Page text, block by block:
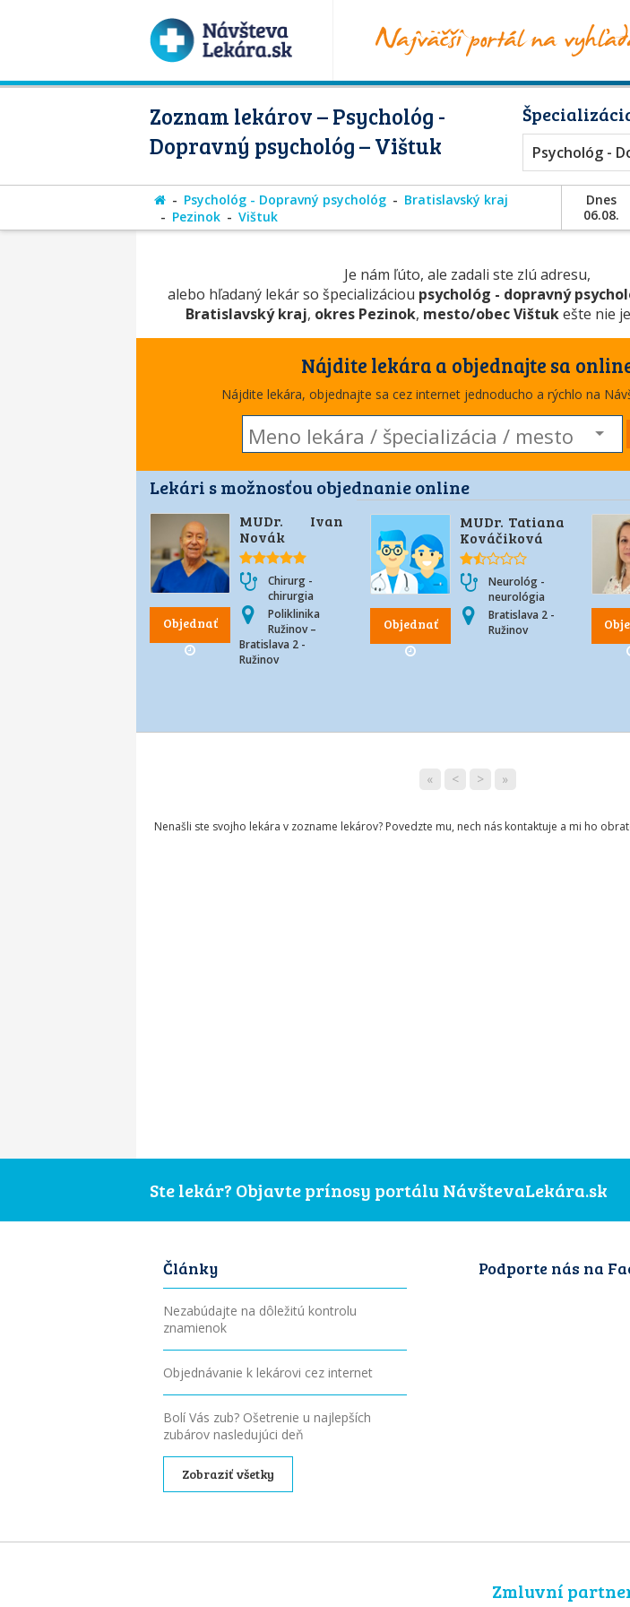
Zoznam lekárov – Psychológ -
Dopravný psychológ – Vištuk
Psychológ -
Psychológ - Dopravný psychológ
Bratislavský kraj
Pezinok
Vištuk
Dnes
06.08.
Je nám ľúto, ale zadali ste zlú adresu,
alebo hľadaný lekár so špecializáciou psychológ - dopravný
Bratislavský kraj, okres Pezinok, mesto/obec Vištukešte nie
Nájdite lekára a objednajte sa
Nájdite lekára, objednajte sa cez internet jednoducho a rýchlo na
Lekári s možnosťou objednanie online
Objednať
MUDr. Ivan
Novák
Chirurg -
chirurgia
Poliklinika
Ružinov –
Bratislava 2 -
Ružinov
Objednať
MUDr. Tatiana
Kováčiková
Neurológ -
neurológia
Bratislava 2 -
Ružinov
« < > »
Nenašli ste svojho lekára v zozname lekárov? Povedzte mu, nech nás kontaktuje a mi ho
Ste lekár? Objavte prínosy portálu NávštevaLekára.sk
Články
Nezabúdajte na dôležitú kontrolu
znamienok
Objednávanie k lekárovi cez internet
Bolí Vás zub? Ošetrenie u najlepších
zubárov nasledujúci deň
Zobraziť všetky
Podporte nás na
Zmluvní